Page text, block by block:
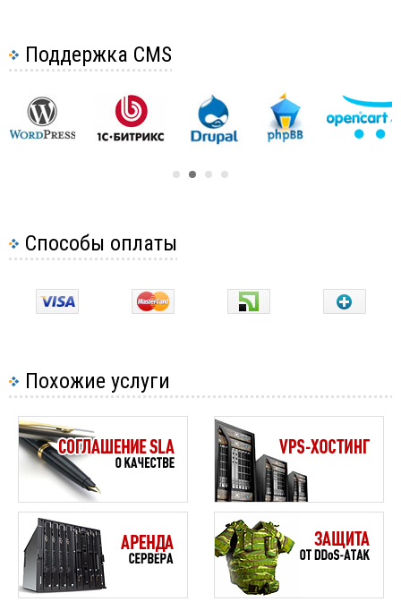
Поддержка CMS
Способы оплаты
Похожие услуги